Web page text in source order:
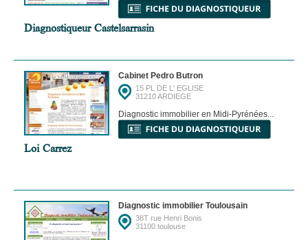
Diagnostiqueur Castelsarrasin
Cabinet Pedro Butron
15 PL DE L' EGLISE
31210 ARDIEGE
Diagnostic immobilier en Midi-Pyrénées...
Loi Carrez
Diagnostic immobilier Toulousain
38T rue Henri Bonis
31100 toulouse